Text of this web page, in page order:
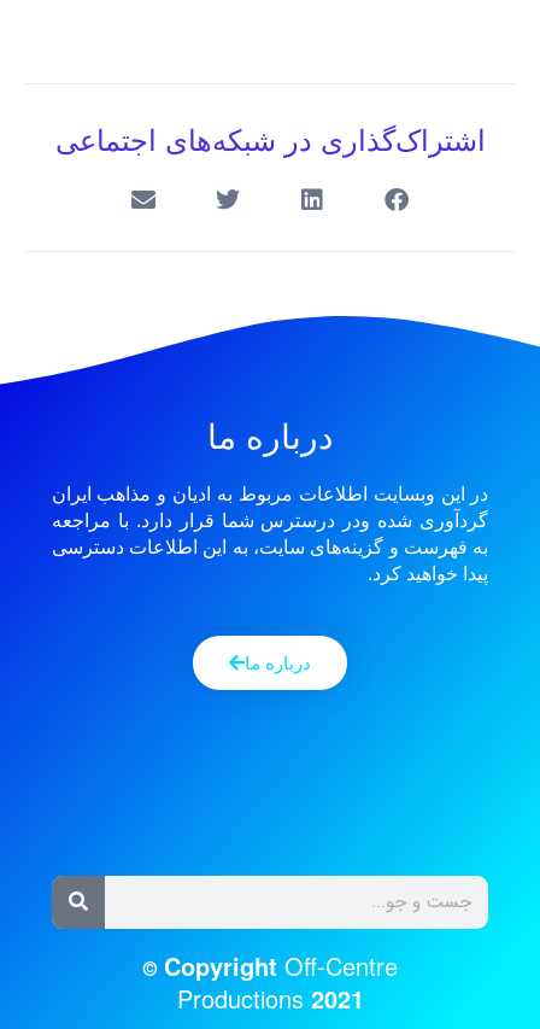
اشتراک‌گذاری در شبکه‌های اجتماعی
درباره ما
در این وبسایت اطلاعات مربوط به ادیان و مذاهب ایران
گردآوری شده ودر درسترس شما قرار دارد. با مراجعه
به فهرست و گزینه‌های سایت، به این اطلاعات دسترسی
پیدا خواهید کرد.
درباره ما
©CopyrightOff-Centre
Productions 2021